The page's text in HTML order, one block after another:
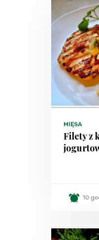
MIĘSA
Filety z
10